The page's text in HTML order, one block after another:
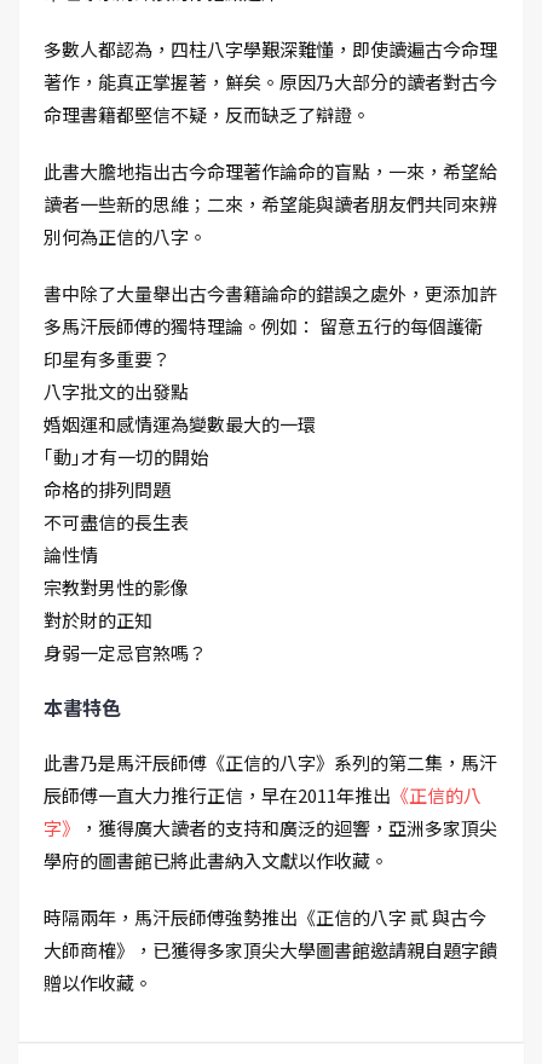
多數人都認為，四柱八字學艱深難懂，即使讀遍古今命理
著作，能真正掌握著，鮮矣。原因乃大部分的讀者對古今
命理書籍都堅信不疑，反而缺乏了辯證。
此書大膽地指出古今命理著作論命的盲點，一來，希望給
讀者一些新的思維；二來，希望能與讀者朋友們共同來辨
別何為正信的八字。
書中除了大量舉出古今書籍論命的錯誤之處外，更添加許
多馬汗辰師傅的獨特理論。例如： 留意五行的每個護衛
印星有多重要？
八字批文的出發點
婚姻運和感情運為變數最大的一環
｢動｣才有一切的開始
命格的排列問題
不可盡信的長生表
論性情
宗教對男性的影像
對於財的正知
身弱一定忌官煞嗎？
本書特色
此書乃是馬汗辰師傅《正信的八字》系列的第二集，馬汗
辰師傅一直大力推行正信，早在2011年推出 《正信的八
字》
，獲得廣大讀者的支持和廣泛的迴響，亞洲多家頂尖
學府的圖書館已將此書納入文獻以作收藏。
時隔兩年，馬汗辰師傅強勢推出《正信的八字 貳 與古今
大師商榷》，已獲得多家頂尖大學圖書館邀請親自題字饋
贈以作收藏。